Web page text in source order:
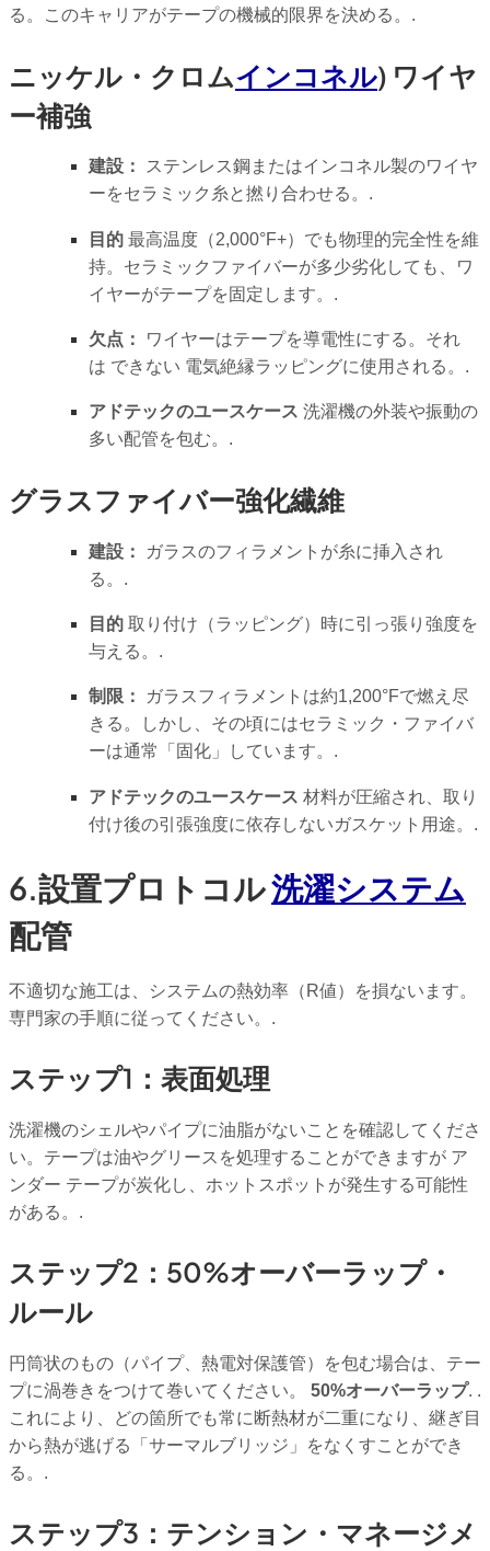
る。このキャリアがテープの機械的限界を決める。.
ニッケル・クロムインコネル) ワイヤ
ー補強
建設：
ステンレス鋼またはインコネル製のワイヤ
ーをセラミック糸と撚り合わせる。.
目的最高温度（2,000°F+）でも物理的完全性を維
持。セラミックファイバーが多少劣化しても、ワ
イヤーがテープを固定します。.
欠点：
ワイヤーはテープを導電性にする。それ
は できない 電気絶縁ラッピングに使用される。.
アドテックのユースケース 洗濯機の外装や振動の
多い配管を包む。.
グラスファイバー強化繊維
建設：
ガラスのフィラメントが糸に挿入され
る。.
目的取り付け（ラッピング）時に引っ張り強度を
与える。.
制限：
ガラスフィラメントは約1,200°Fで燃え尽
きる。しかし、その頃にはセラミック・ファイバ
ーは通常「固化」しています。.
アドテックのユースケース 材料が圧縮され、取り
付け後の引張強度に依存しないガスケット用途。.
6.設置プロトコル洗濯システム
配管
不適切な施工は、システムの熱効率（R値）を損ないます。
専門家の手順に従ってください。.
ステップ1：表面処理
洗濯機のシェルやパイプに油脂がないことを確認してくださ
い。テープは油やグリースを処理することができますが ア
ンダー テープが炭化し、ホットスポットが発生する可能性
がある。.
ステップ2：50%オーバーラップ・
ルール
円筒状のもの（パイプ、熱電対保護管）を包む場合は、テー
プに渦巻きをつけて巻いてください。 50%オーバーラップ. .
これにより、どの箇所でも常に断熱材が二重になり、継ぎ目
から熱が逃げる「サーマルブリッジ」をなくすことができ
る。.
ステップ3：テンション・マネージメ